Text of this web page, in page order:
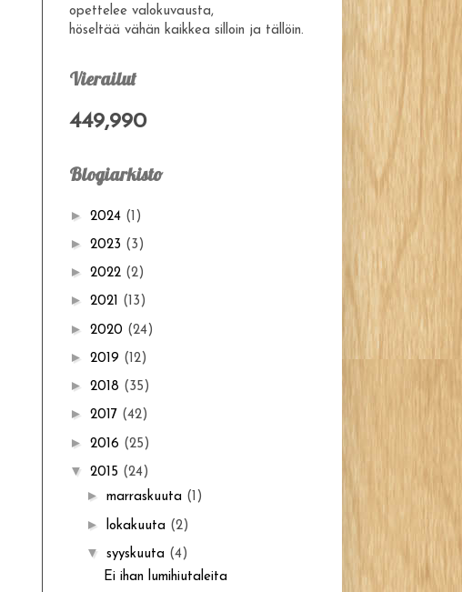
opettelee valokuvausta,
höseltää vähän kaikkea silloin ja tällöin.
Vierailut
449,990
Blogiarkisto
► 2024 (1)
► 2023 (3)
► 2022 (2)
► 2021 (13)
► 2020 (24)
► 2019 (12)
► 2018 (35)
► 2017 (42)
► 2016 (25)
▼ 2015 (24)
► marraskuuta (1)
► lokakuuta (2)
▼ syyskuuta (4)
Ei ihan lumihiutaleita